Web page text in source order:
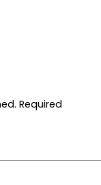
Required